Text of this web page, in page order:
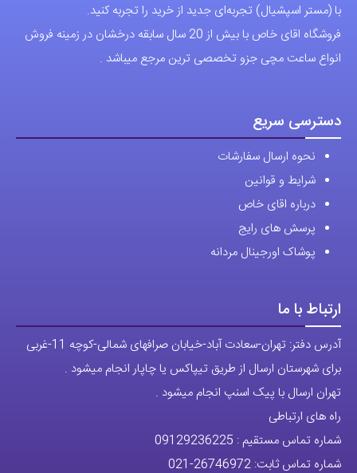
با (مستر اسپشیال) تجربه‌ای جدید از خرید را تجربه کنید.
فروشگاه اقای خاص با بیش از 20 سال سابقه درخشان در زمینه فروش
انواع ساعت مچی جزو تخصصی ترین مرجع میباشد .
دسترسی سریع
نحوه ارسال سفارشات
شرایط و قوانین
درباره اقای خاص
پرسش های رایج
پوشاک اورجینال مردانه
ارتباط با ما
آدرس دفتر: تهران-سعادت آباد-خیابان صرافهای شمالی-کوچه 11-غربی
برای شهرستان ارسال از طریق تیپاکس یا چاپار انجام میشود .
تهران ارسال با پیک اسنپ انجام میشود .
راه های ارتباطی
شماره تماس مستقیم : 09129236225
شماره تماس ثابت: 26746972
-021